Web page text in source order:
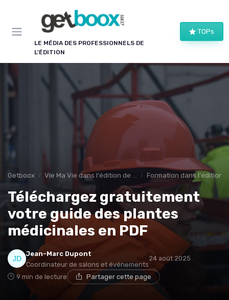
LE MÉDIA DES PROFESSIONNELS DE
L'ÉDITION
TOPs
Getboox Vie Ma Vie dans l'édition de livre Formation dans l'édition
Téléchargez gratuitement
votre guide des plantes
médicinales en PDF
Jean-Marc Dupont
Coordinateur de salons et événements
24 août 2025
9 min de lecture Partager cette page